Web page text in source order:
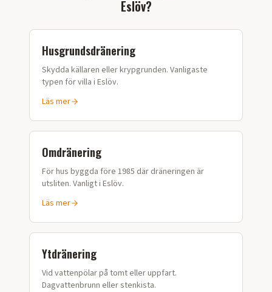
Eslöv?
Husgrundsdränering
Skydda källaren eller krypgrunden. Vanligaste
typen för villa i Eslöv.
Läs mer
Omdränering
För hus byggda före 1985 där dräneringen är
utsliten. Vanligt i Eslöv.
Läs mer
Ytdränering
Vid vattenpölar på tomt eller uppfart.
Dagvattenbrunn eller stenkista.